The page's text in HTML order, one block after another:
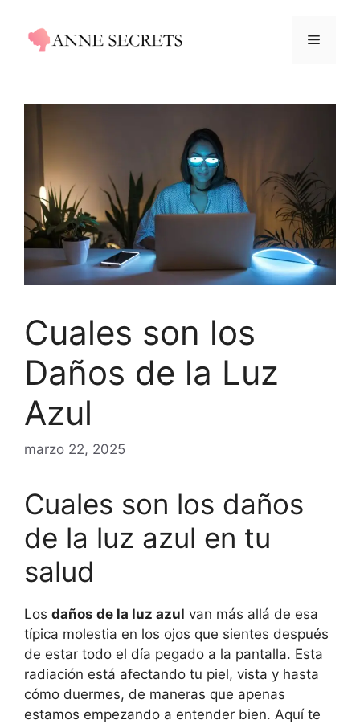
contenido
Menú
Cuales son los
Daños de la Luz
Azul
marzo 22, 2025
Cuales son los daños
de la luz azul en tu
salud
Los daños de la luz azul van más allá de esa
típica molestia en los ojos que sientes después
de estar todo el día pegado a la pantalla. Esta
radiación está afectando tu piel, vista y hasta
cómo duermes, de maneras que apenas
estamos empezando a entender bien. Aquí te